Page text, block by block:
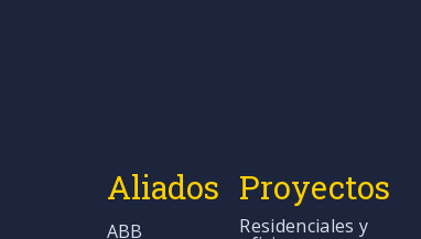
Aliados
ABB
Proyectos
Residenciales y